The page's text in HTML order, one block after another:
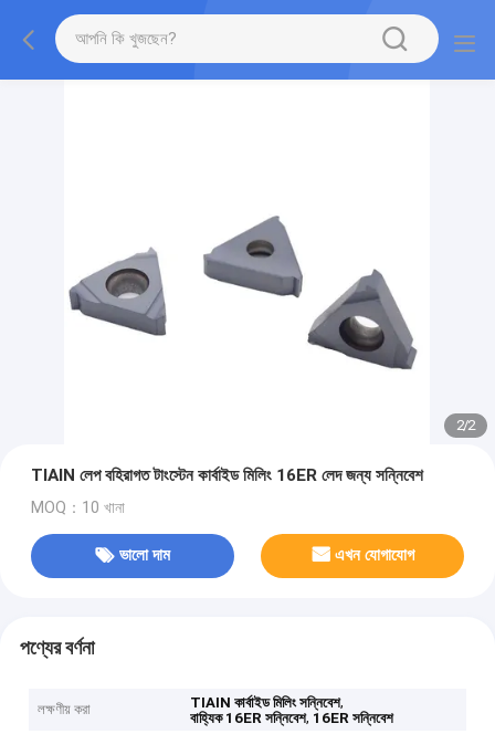
2/2
TIAIN লেপ বহিরাগত টাংস্টেন কার্বাইড মিলিং 16ER লেদ জন্য সন্নিবেশ
MOQ：10 খানা
ভালো দাম এখন যোগাযোগ
পণ্যের বর্ণনা
লক্ষণীয় করা TIAIN কার্বাইড মিলিং সন্নিবেশ,
বাহ্যিক 16ER সন্নিবেশ, 16ER সন্নিবেশ